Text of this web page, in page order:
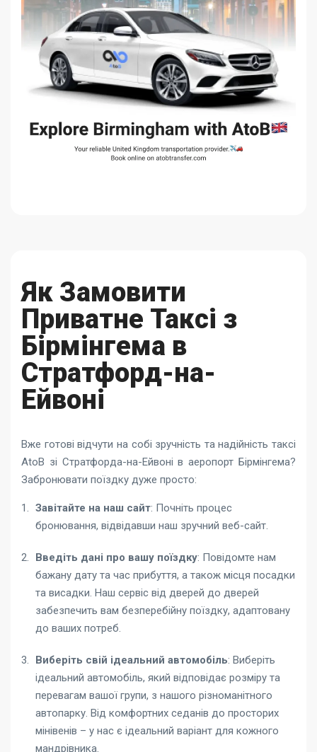
Як Замовити
Приватне Таксі з
Бірмінгема в
Стратфорд-на-
Ейвоні
Вже готові відчути на собі зручність та надійність таксі
AtoB зі Стратфорда-на-Ейвоні в аеропорт Бірмінгема?
Забронювати поїздку дуже просто:
Завітайте на наш сайт: Почніть процес
бронювання, відвідавши наш зручний веб-сайт.
Введіть дані про вашу поїздку: Повідомте нам
бажану дату та час прибуття, а також місця посадки
та висадки. Наш сервіс від дверей до дверей
забезпечить вам безперебійну поїздку, адаптовану
до ваших потреб.
Виберіть свій ідеальний автомобіль: Виберіть
ідеальний автомобіль, який відповідає розміру та
перевагам вашої групи, з нашого різноманітного
автопарку. Від комфортних седанів до просторих
мінівенів – у нас є ідеальний варіант для кожного
мандрівника.